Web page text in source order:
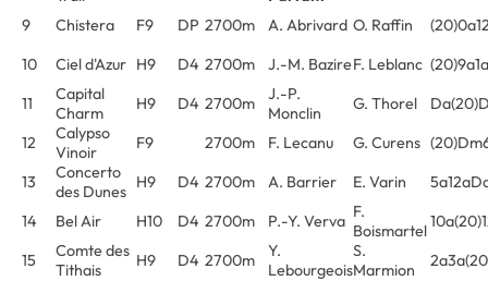
9
Chistera F9 DP 2700m A. Abrivard O. Raffin
10
Ciel d'Azur H9 D4 2700m J.-M. BazireF. Leblanc
11
Capital
Charm
H9 D4 2700m
J.-P.
Monclin
G. Thorel
12
Calypso
Vinoir
F9 2700m F. Lecanu G. Curens
13
Concerto
des Dunes H9 D4 2700m A. Barrier E. Varin
14
Bel Air H10 D4 2700m P.-Y. Verva F.
Boismartel
15
Comte des
Tithais
H9 D4 2700m
Y.
Lebourgeois
S.
Marmion